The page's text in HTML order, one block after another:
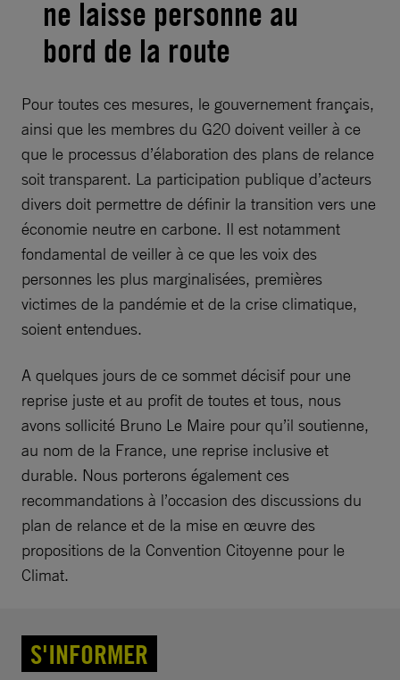
ne laisse personne au
bord de la route
Pour toutes ces mesures, le gouvernement français,
ainsi que les membres du G20 doivent veiller à ce
que le processus d’élaboration des plans de relance
soit transparent. La participation publique d’acteurs
divers doit permettre de définir la transition vers une
économie neutre en carbone. Il est notamment
fondamental de veiller à ce que les voix des
personnes les plus marginalisées, premières
victimes de la pandémie et de la crise climatique,
soient entendues.
A quelques jours de ce sommet décisif pour une
reprise juste et au profit de toutes et tous, nous
avons sollicité Bruno Le Maire pour qu’il soutienne,
au nom de la France, une reprise inclusive et
durable. Nous porterons également ces
recommandations à l’occasion des discussions du
plan de relance et de la mise en œuvre des
propositions de la Convention Citoyenne pour le
Climat.
S'INFORMER